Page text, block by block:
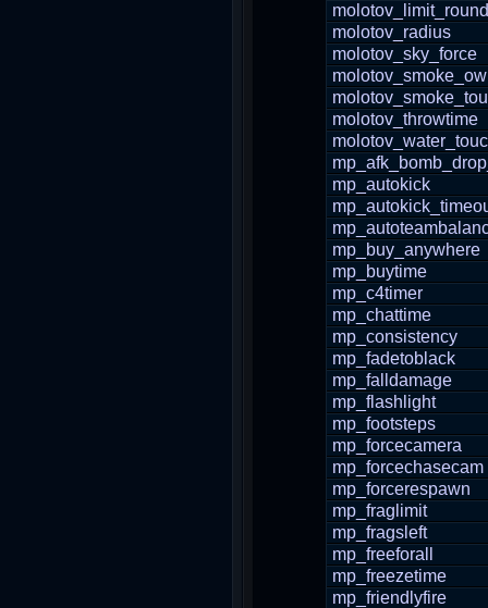
molotov_limit_round
molotov_radius
molotov_sky_force
molotov_throwtime
mp_autokick
mp_buy_anywhere
mp_buytime
mp_c4timer
mp_chattime
mp_consistency
mp_fadetoblack
mp_falldamage
mp_flashlight
mp_footsteps
mp_forcecamera
mp_forcechasecam
mp_forcerespawn
mp_fraglimit
mp_fragsleft
mp_freeforall
mp_freezetime
mp_friendlyfire